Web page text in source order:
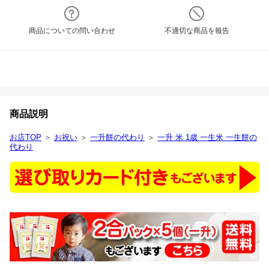
商品についての問い合わせ 不適切な商品を報告
商品説明
お店TOP ＞ お祝い ＞ 一升餅の代わり ＞ 一升 米 1歳 一生米 一生餅の
代わり